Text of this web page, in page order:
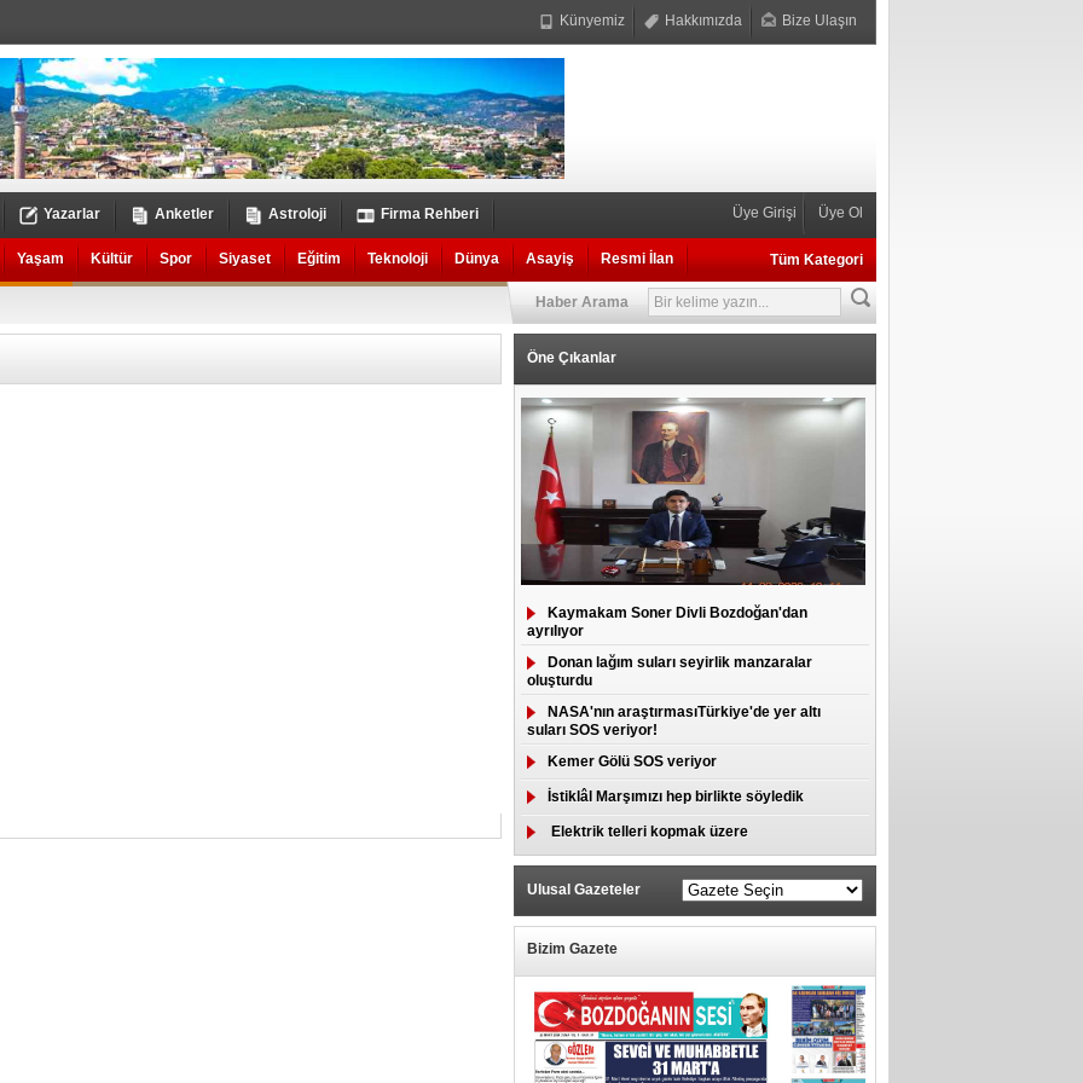
Künyemiz Hakkımızda Bize Ulaşın
Yazarlar Anketler Astroloji Firma Rehberi Üye Girişi Üye Ol
Yaşam Kültür Spor Siyaset Eğitim Teknoloji Dünya Asayiş Resmi İlan Tüm Kategori
Haber Arama
Öne Çıkanlar
Kaymakam Soner Divli Bozdoğan'dan
ayrılıyor
Donan lağım suları seyirlik manzaralar
oluşturdu
NASA'nın araştırmasıTürkiye'de yer altı
suları SOS veriyor!
Kemer Gölü SOS veriyor
İstiklâl Marşımızı hep birlikte söyledik
Elektrik telleri kopmak üzere
Ulusal Gazeteler
Bizim Gazete